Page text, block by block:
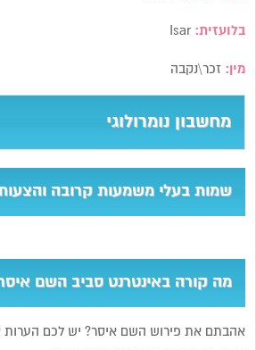
בלועזית: Isar
מין: זכר\נקבה
מחשבון נומרולוגי
שמות בעלי משמעות קרובה והצעות
מה קורה באינטרנט סביב השם
אהבתם את פירוש השם איסר? יש לכם